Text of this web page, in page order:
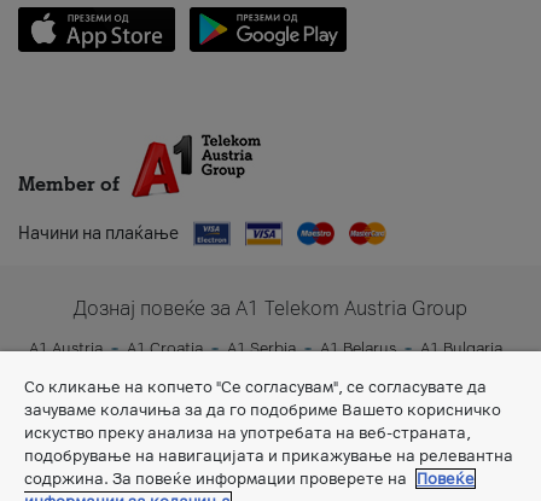
Member of
Начини на плаќање
Дознај повеќе за A1 Telekom Austria Group
A1 Austria A1 Croatia A1 Serbia A1 Belarus
A1 Bulgaria
Со кликање на копчето "Се согласувам", се согласувате да
зачуваме колачиња за да го подобриме Вашето корисничко
искуство преку анализа на употребата на веб-страната,
подобрување на навигацијата и прикажување на релевантна
содржина. За повеќе информации проверете на
Повеќе